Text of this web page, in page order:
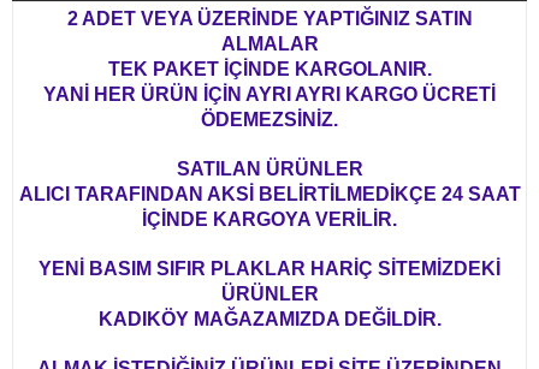
2 ADET VEYA ÜZERİNDE YAPTIĞINIZ SATIN
ALMALAR
TEK PAKET İÇİNDE KARGOLANIR.
YANİ HER ÜRÜN İÇİN AYRI AYRI KARGO ÜCRETİ
ÖDEMEZSİNİZ.
SATILAN ÜRÜNLER
ALICI TARAFINDAN AKSİ BELİRTİLMEDİKÇE 24 SAAT
İÇİNDE KARGOYA VERİLİR.
YENİ BASIM SIFIR PLAKLAR HARİÇ SİTEMİZDEKİ
ÜRÜNLER
KADIKÖY MAĞAZAMIZDA DEĞİLDİR.